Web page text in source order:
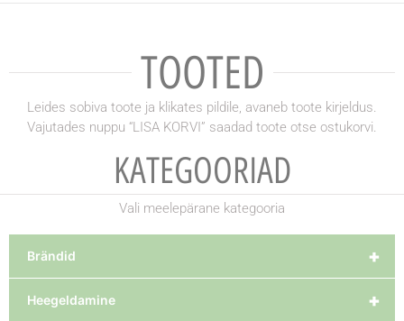
TOOTED
Leides sobiva toote ja klikates pildile, avaneb toote kirjeldus.
Vajutades nuppu “LISA KORVI” saadad toote otse ostukorvi.
KATEGOORIAD
Vali meelepärane kategooria
+
Brändid
+
Heegeldamine